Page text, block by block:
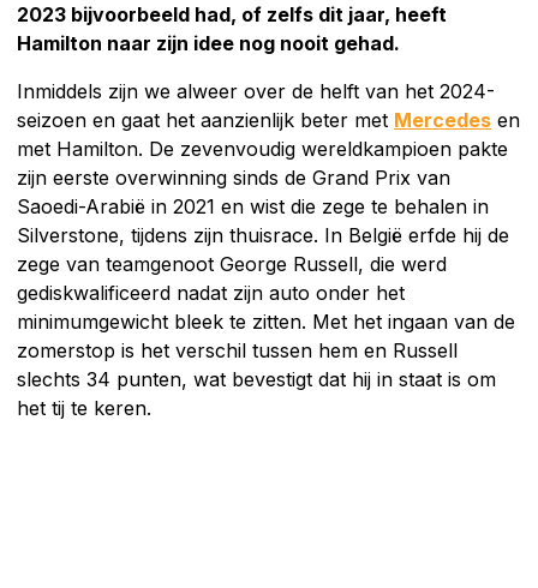
2023 bijvoorbeeld had, of zelfs dit jaar, heeft
Hamilton naar zijn idee nog nooit gehad.
Inmiddels zijn we alweer over de helft van het 2024-
seizoen en gaat het aanzienlijk beter met Mercedes en
met Hamilton. De zevenvoudig wereldkampioen pakte
zijn eerste overwinning sinds de Grand Prix van
Saoedi-Arabië in 2021 en wist die zege te behalen in
Silverstone, tijdens zijn thuisrace. In België erfde hij de
zege van teamgenoot George Russell, die werd
gediskwalificeerd nadat zijn auto onder het
minimumgewicht bleek te zitten. Met het ingaan van de
zomerstop is het verschil tussen hem en Russell
slechts 34 punten, wat bevestigt dat hij in staat is om
het tij te keren.